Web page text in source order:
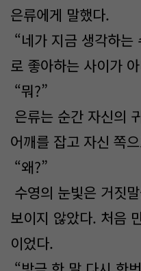
은류에게 말했다.
“네가 지금 생각하는
로 좋아하는 사이가
“뭐?”
은류는 순간 자신의
어깨를 잡고 자신 쪽
“왜?”
수영의 눈빛은 거짓
보이지 않았다. 처음
이었다.